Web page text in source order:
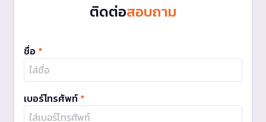
ติดต่อสอบถาม
ชื่อ *
เบอร์โทรศัพท์ *